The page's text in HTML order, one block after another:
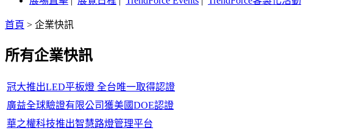
首頁 > 企業快訊
所有企業快訊
冠大推出LED平板燈 全台唯一取得認證
廣益全球驗證有限公司獲美國DOE認證
華之權科技推出智慧路燈管理平台